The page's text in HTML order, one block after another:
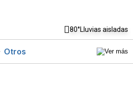
80°Lluvias aisladas
Otros